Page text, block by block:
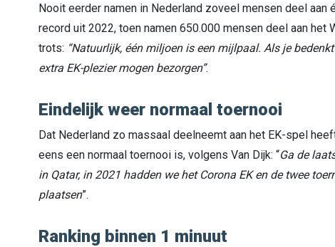
Nooit eerder namen in Nederland zoveel mensen deel
record uit 2022, toen namen 650.000 mensen deel aan
trots: “Natuurlijk, één miljoen is een mijlpaal. Als je
extra EK-plezier mogen bezorgen”.
Eindelijk weer normaal toernooi
Dat Nederland zo massaal deelneemt aan het EK-spel
eens een normaal toernooi is, volgens Van Dijk: “Ga de
in Qatar, in 2021 hadden we het Corona EK en de twee
plaatsen”.
Ranking binnen 1 minuut